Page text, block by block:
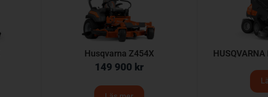
Husqvarna Z454X
149 900 kr